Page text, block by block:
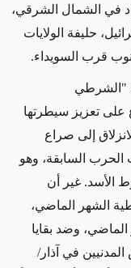
في الشمال الشرقي،
حليفة الولايات
قرب السويداء.
" الشرطي
تعزيز سيطرتها
إلى صراع
السابقة، وهو
الأسد. غير أن
الشهر الماضي،
وضد بقايا
في آذار/